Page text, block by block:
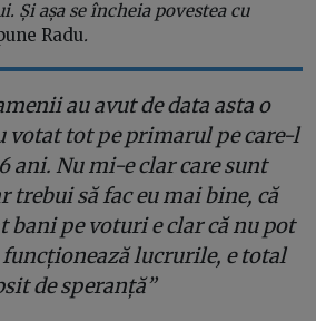
așa se încheia povestea cu
Radu.
au avut de data asta o
votat tot pe primarul pe care-l
ani. Nu mi-e clar care sunt
trebui să fac eu mai bine, că
bani pe voturi e clar că nu pot
funcționează lucrurile, e total
de speranță”